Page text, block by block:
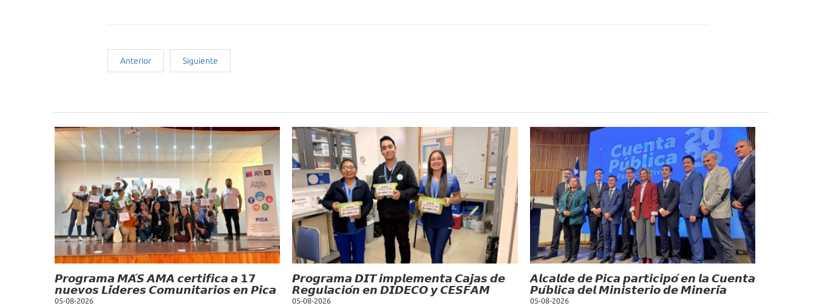
Anterior Siguiente
𝙋𝙧𝙤𝙜𝙧𝙖𝙢𝙖 𝙈𝘼́𝙎 𝘼𝙈𝘼 𝙘𝙚𝙧𝙩𝙞𝙛𝙞𝙘𝙖 𝙖 𝟭𝟳
𝙣𝙪𝙚𝙫𝙤𝙨 𝙇𝙞́𝙙𝙚𝙧𝙚𝙨 𝘾𝙤𝙢𝙪𝙣𝙞𝙩𝙖𝙧𝙞𝙤𝙨 𝙚𝙣 𝙋𝙞𝙘𝙖
05-08-2026
𝙋𝙧𝙤𝙜𝙧𝙖𝙢𝙖 𝘿𝙄𝙏 𝙞𝙢𝙥𝙡𝙚𝙢𝙚𝙣𝙩𝙖 𝘾𝙖𝙟𝙖𝙨 𝙙𝙚
𝙍𝙚𝙜𝙪𝙡𝙖𝙘𝙞𝙤́𝙣 𝙚𝙣 𝘿𝙄𝘿𝙀𝘾𝙊 𝙮 𝘾𝙀𝙎𝙁𝘼𝙈
05-08-2026
𝘼𝙡𝙘𝙖𝙡𝙙𝙚 𝙙𝙚 𝙋𝙞𝙘𝙖 𝙥𝙖𝙧𝙩𝙞𝙘𝙞𝙥𝙤́ 𝙚𝙣 𝙡𝙖 𝘾𝙪𝙚𝙣𝙩𝙖
𝙋𝙪́𝙗𝙡𝙞𝙘𝙖 𝙙𝙚𝙡 𝙈𝙞𝙣𝙞𝙨𝙩𝙚𝙧𝙞𝙤 𝙙𝙚 𝙈𝙞𝙣𝙚𝙧𝙞́𝙖
05-08-2026